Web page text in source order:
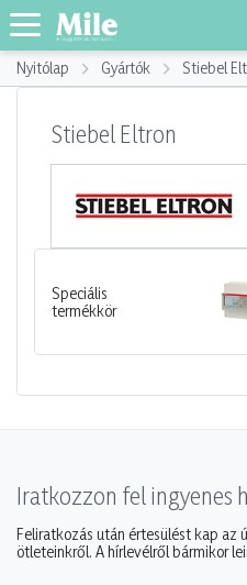
Nyitólap Gyártók Stiebel
Stiebel Eltron
Speciális
termékkör
Iratkozzon fel ingyenes
Feliratkozás után értesülést kap az
ötleteinkről. A hírlevélről bármikor